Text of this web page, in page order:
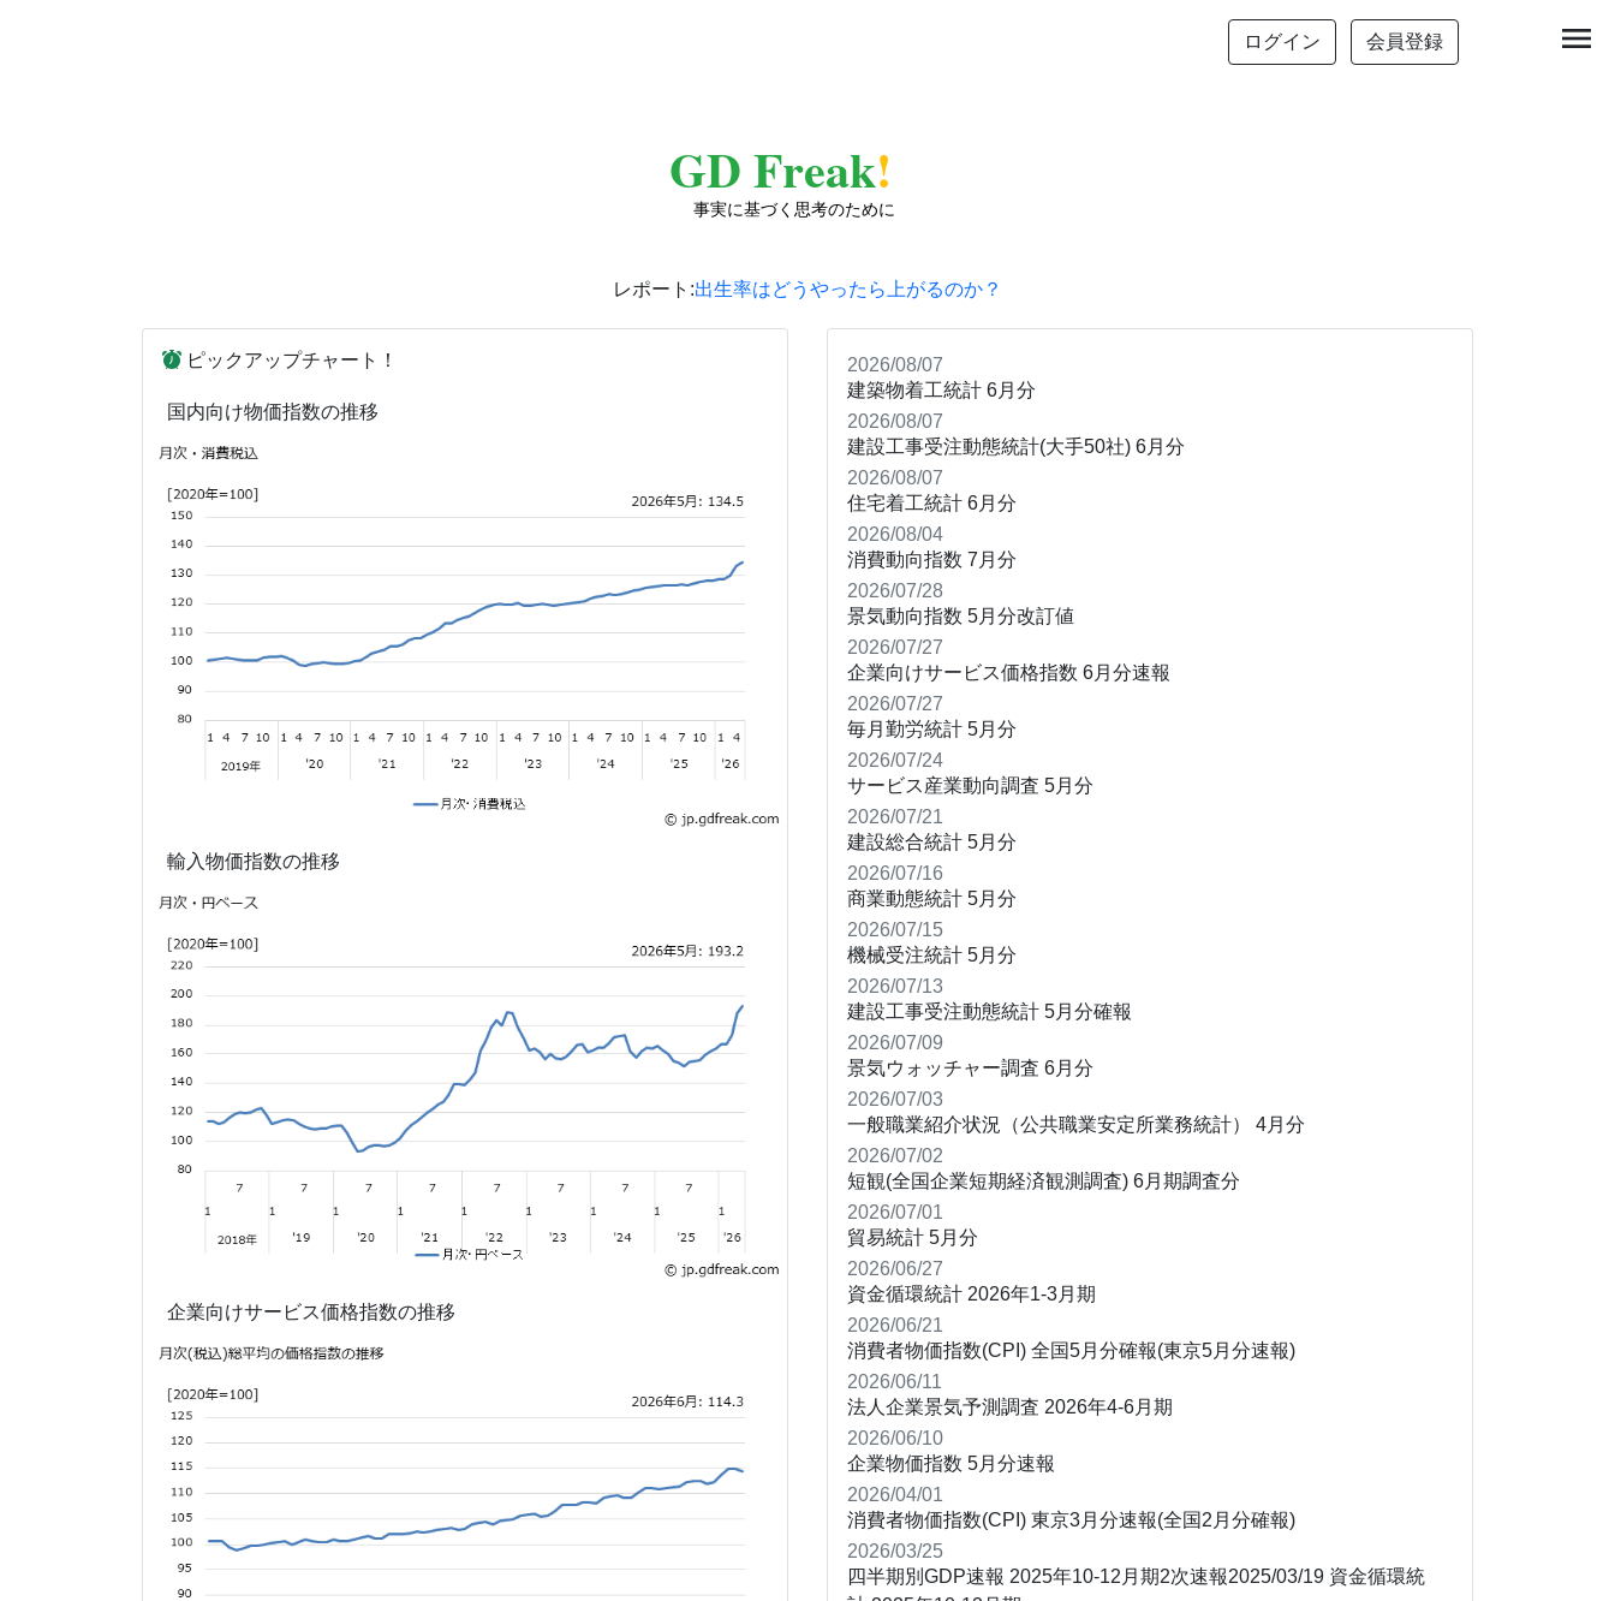
ログイン 会員登録
GD Freak!
事実に基づく思考のために
menu
レポート:出生率はどうやったら上がるのか？
ピックアップチャート！
国内向け物価指数の推移
輸入物価指数の推移
企業向けサービス価格指数の推移
2026/08/07
建築物着工統計 6月分
2026/08/07
建設工事受注動態統計(大手50社) 6月分
2026/08/07
住宅着工統計 6月分
2026/08/04
消費動向指数 7月分
2026/07/28
景気動向指数 5月分改訂値
2026/07/27
企業向けサービス価格指数 6月分速報
2026/07/27
毎月勤労統計 5月分
2026/07/24
サービス産業動向調査 5月分
2026/07/21
建設総合統計 5月分
2026/07/16
商業動態統計 5月分
2026/07/15
機械受注統計 5月分
2026/07/13
建設工事受注動態統計 5月分確報
2026/07/09
景気ウォッチャー調査 6月分
2026/07/03
一般職業紹介状況（公共職業安定所業務統計）
4月分
2026/07/02
短観(全国企業短期経済観測調査) 6月期調査分
2026/07/01
貿易統計 5月分
2026/06/27
資金循環統計 2026年1-3月期
2026/06/21
消費者物価指数(CPI) 全国5月分確報(東京5月分速報)
2026/06/11
法人企業景気予測調査 2026年4-6月期
2026/06/10
企業物価指数 5月分速報
2026/04/01
消費者物価指数(CPI) 東京3月分速報(全国2月分確報)
2026/03/25
四半期別GDP速報 2025年10-12月期2次速報2025/03/19 資金循環統